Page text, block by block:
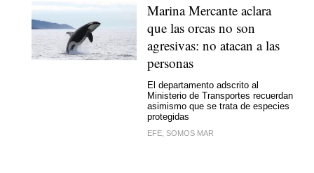
Marina Mercante aclara
que las orcas no son
agresivas: no atacan a las
personas
El departamento adscrito al
Ministerio de Transportes recuerdan
asimismo que se trata de especies
protegidas
EFE, SOMOS MAR